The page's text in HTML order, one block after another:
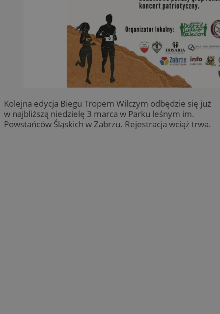
Kolejna edycja Biegu Tropem Wilczym odbędzie się już
w najbliższą niedzielę 3 marca w Parku leśnym im.
Powstańców Śląskich w Zabrzu. Rejestracja wciąż trwa.